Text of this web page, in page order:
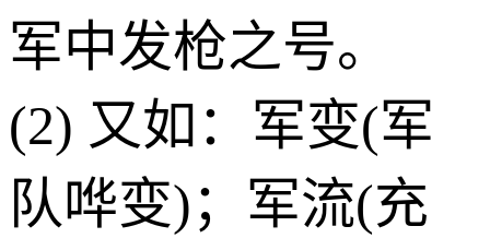
军中发枪之号。
(2) 又如：军变(军
队哗变)；军流(充